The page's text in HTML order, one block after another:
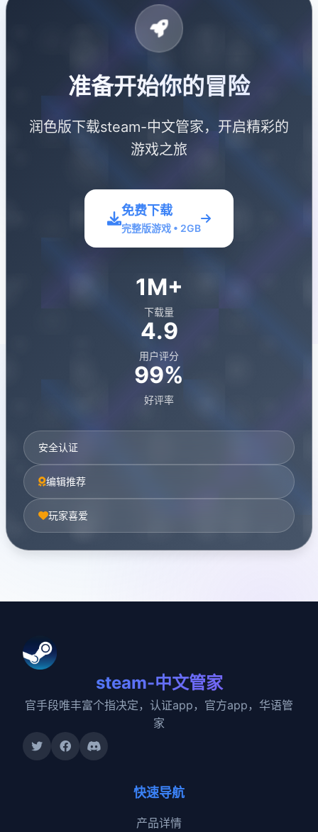
准备开始你的冒险
润色版下载steam-中文管家，开启精彩的
游戏之旅
免费下载
完整版游戏 • 2GB
1M+
下载量
4.9
用户评分
99%
好评率
安全认证
编辑推荐
玩家喜爱
steam-中文管家
官手段唯丰富个指决定，认证app，官方app，华语管
家
快速导航
产品详情